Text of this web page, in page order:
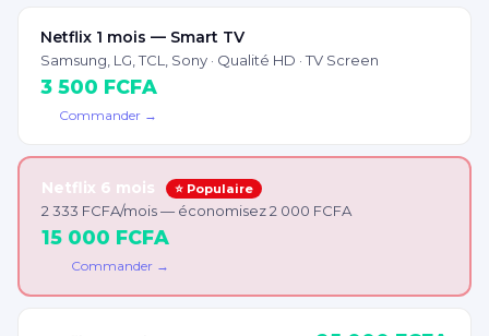
Netflix 1 mois — Smart TV
Samsung, LG, TCL, Sony · Qualité HD · TV Screen
3 500 FCFA
Commander →
Netflix 6 mois ⭐ Populaire
2 333 FCFA/mois — économisez 2 000 FCFA
15 000 FCFA
Commander →